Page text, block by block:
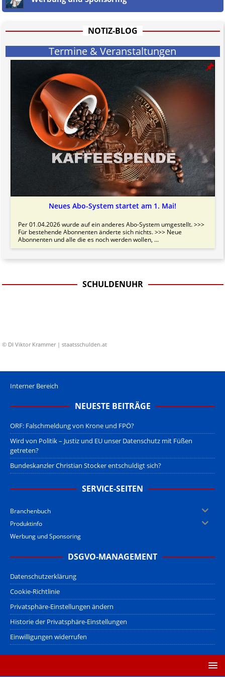
Bitte beachten Sie in dem Zusammenhang auch unsere
NOTIZ-BLOG
Termine & Veranstaltungen
Neues Abo-System startet am 1. Mai!
Per 01.04.2026 wurde auf ein anderes Abo-System umgestellt. >>>
Für bestehende Abonnenten änderte sich nichts. >>> Neue
Abonnenten und alle die es noch werden wollen, ...
SCHULDENUHR
© DI Viktor Krammer | staatsschulden.at
Interner Bereich
NEUESTE BEITRÄGE
ORF: Falschmeldung von Krone und FPÖ?
Wird von Politik – Justiz und EU unser Datenschutz mit Füßen
getreten?
Bundeskanzler Christian Stocker entschuldigt sich?
SERVICE-SEITEN
Branchenbuch
Produktinfo
Werbung und Sponsoring
DSGVO-MANAGEMENT
Datenschutzerklärung
Cookie-Richtlinie
Privatsphäre-Einstellungen ändern
Historie der Privatsphäre-Einstellungen
Einwilligungen widerrufen